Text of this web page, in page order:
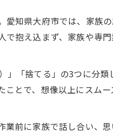
作成法知県大府市では、家族
抱え込まず、家族や専
「捨てる」の3つに分類
とで、想像以上にスム
前に家族で話し合い、